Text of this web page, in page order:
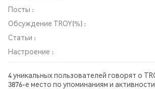
Посты :
Обсуждение TROY(%) :
Статьи :
Настроение :
4 уникальных пользователей говорят о
3876-е место по упоминаниям и